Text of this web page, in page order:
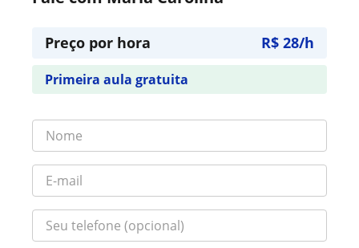
Preço por hora R$ 28/h
Primeira aula gratuita